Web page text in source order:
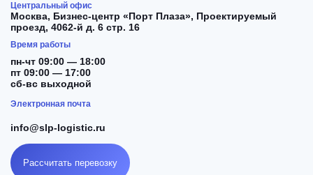
Центральный офис
Москва, Бизнес-центр «Порт Плаза», Проектируемый
проезд, 4062-й д. 6 стр. 16
Время работы
пн-чт 09:00 — 18:00
пт 09:00 — 17:00
сб-вс выходной
Электронная почта
info@slp-logistic.ru
Рассчитать перевозку